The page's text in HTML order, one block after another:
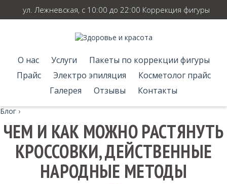
ул. Лежневская, с 10:00 до 22:00 Коррекция фигуры
О нас Услуги
Пакеты по коррекции фигуры
Прайс
Электро эпиляция
Косметолог прайс
Галерея
Отзывы Контакты
Блог ›
ЧЕМ И КАК МОЖНО РАСТЯНУТЬ
КРОССОВКИ, ДЕЙСТВЕННЫЕ
НАРОДНЫЕ МЕТОДЫ